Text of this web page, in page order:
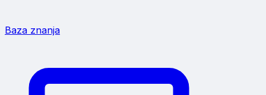
Baza znanja